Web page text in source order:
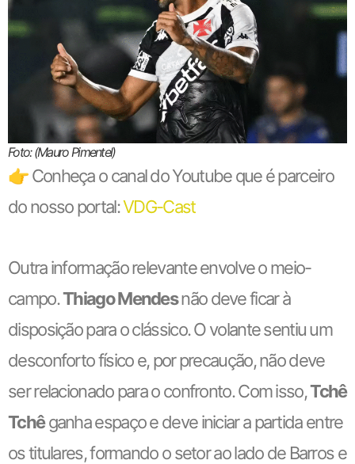
Foto: (Mauro Pimentel)
👉 Conheça o canal do Youtube que é parceiro
do nosso portal:VDG-Cast
Outra informação relevante envolve o meio-
campo.Thiago Mendesnão deve ficar à
disposição para o clássico. O volante sentiu um
desconforto físico e, por precaução, não deve
ser relacionado para o confronto. Com isso,Tchê
Tchêganha espaço e deve iniciar a partida entre
os titulares, formando o setor ao lado de Barros e